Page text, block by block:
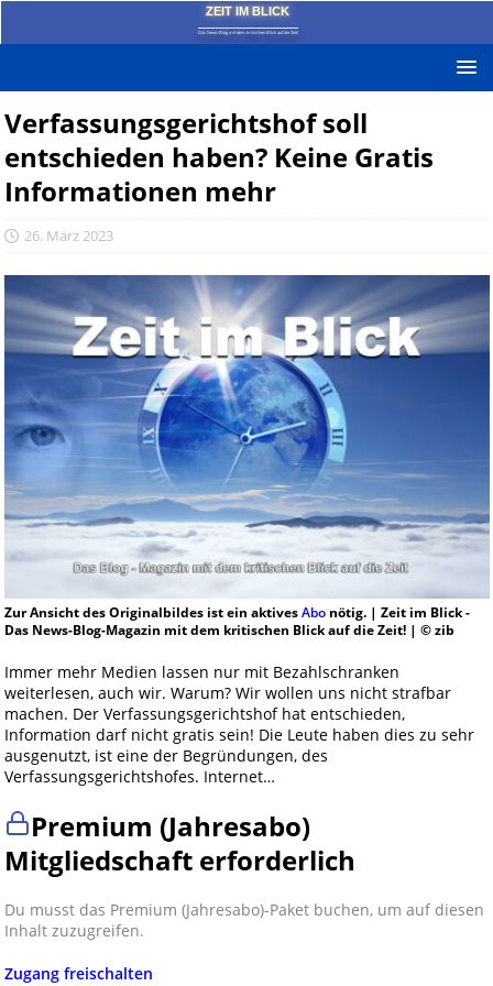
ZEIT IM BLICK
Das News-Blog mit dem kritischen Blick auf die Zeit!
Verfassungsgerichtshof soll
entschieden haben? Keine Gratis
Informationen mehr
26. März 2023
Zur Ansicht des Originalbildes ist ein aktivesAbonötig. | Zeit im Blick -
Das News-Blog-Magazin mit dem kritischen Blick auf die Zeit! | © zib
Immer mehr Medien lassen nur mit Bezahlschranken
weiterlesen, auch wir. Warum? Wir wollen uns nicht strafbar
machen. Der Verfassungsgerichtshof hat entschieden,
Information darf nicht gratis sein! Die Leute haben dies zu sehr
ausgenutzt, ist eine der Begründungen, des
Verfassungsgerichtshofes. Internet…
Premium (Jahresabo)
Mitgliedschaft erforderlich
Du musst das Premium (Jahresabo)-Paket buchen, um auf diesen
Inhalt zuzugreifen.
Zugang freischalten